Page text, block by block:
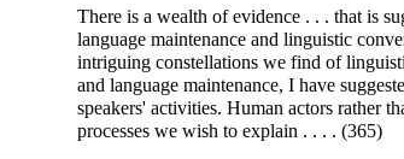
There is a wealth of evidence . . . that is
language maintenance and linguistic
intriguing constellations we find of
and language maintenance, I have
speakers' activities. Human actors rather
processes we wish to explain . . . . (365)